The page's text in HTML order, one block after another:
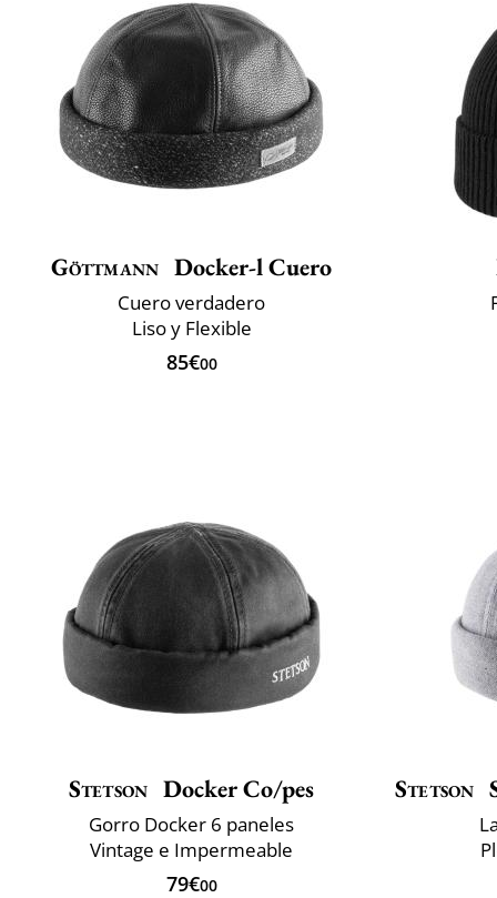
Göttmann Docker-l Cuero
Cuero verdadero
Liso y Flexible
85€00
Stetson Docker Co/pes
Gorro Docker 6 paneles
Vintage e Impermeable
79€00
Stetson